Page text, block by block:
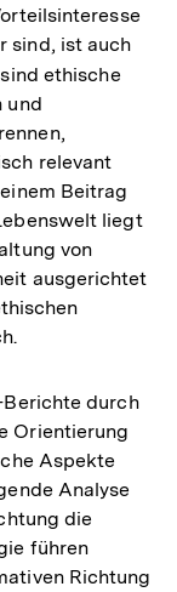
sind, ist auch
ethische
und
relevant
Beitrag
liegt
von
ausgerichtet
Berichte durch
Orientierung
Aspekte
Analyse
die
führen
Richtung